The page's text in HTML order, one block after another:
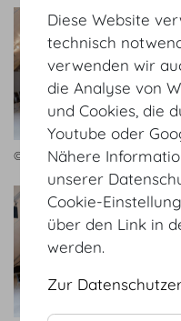
© Bernhard AV
Diese Website
technisch
verwenden wir
die Analyse von
und Cookies, die
Youtube oder
Nähere
unserer
Cookie-
über den Link in
werden.
Zur